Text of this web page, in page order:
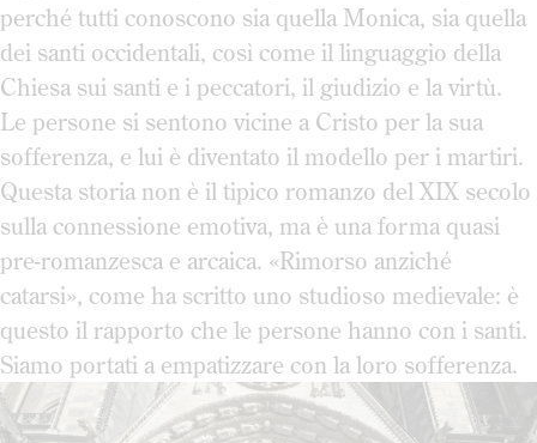
perché tutti conoscono sia quella Monica, sia quella
dei santi occidentali, così come il linguaggio della
Chiesa sui santi e i peccatori, il giudizio e la virtù.
Le persone si sentono vicine a Cristo per la sua
sofferenza, e lui è diventato il modello per i martiri.
Questa storia non è il tipico romanzo del XIX secolo
sulla connessione emotiva, ma è una forma quasi
pre-romanzesca e arcaica. «Rimorso anziché
catarsi», come ha scritto uno studioso medievale: è
questo il rapporto che le persone hanno con i santi.
Siamo portati a empatizzare con la loro sofferenza.